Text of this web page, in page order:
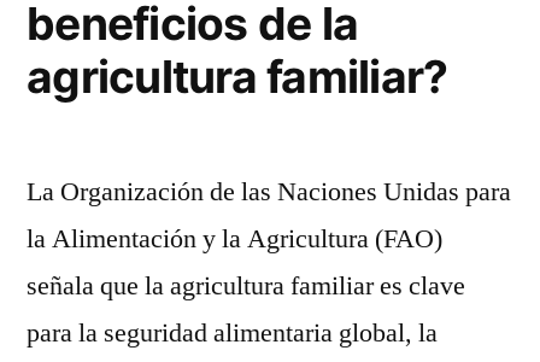
beneficios de la
agricultura familiar?
La Organización de las Naciones Unidas para
la Alimentación y la Agricultura (FAO)
señala que la agricultura familiar es clave
para la seguridad alimentaria global, la